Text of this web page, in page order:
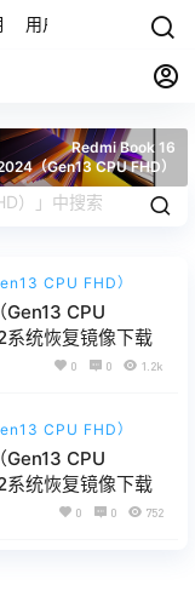
用户协议 联系我们
Redmi Book 16
（Gen13 CPU FHD）
CPU FHD）
CPU
系统恢复镜像下载
0 0 1.2k
CPU FHD）
CPU
系统恢复镜像下载
0 0 752